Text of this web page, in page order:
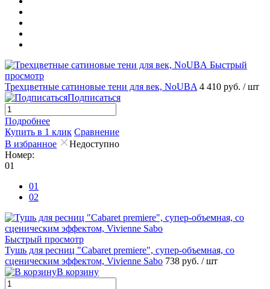
Быстрый
просмотр
Трехцветные сатиновые тени для век, NoUBA 4 410 руб. / шт
Подписаться
Подробнее
Купить в 1 клик Сравнение
В избранное
Недоступно
Номер:
01
01
02
Быстрый просмотр
Тушь для ресниц "Cabaret premiere", супер-объемная, со
сценическим эффектом, Vivienne Sabo 738 руб. / шт
В корзину